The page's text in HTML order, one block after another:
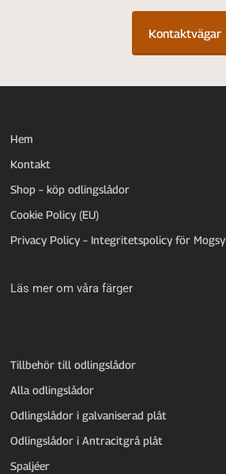
Kontaktvägar
Hem
Kontakt
Shop – köp odlingslådor
Cookie Policy (EU)
Privacy Policy – Integritetspolicy för Mogsy
Läs mer om våra färger
Tillbehör till odlingslådor
Alla odlingslådor
Odlingslådor i galvaniserad plåt
Odlingslådor i Antracitgrå plåt
Spaljéer